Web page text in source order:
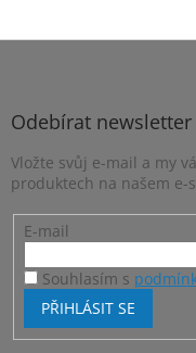
Z
Odebírat newsletter
Vložte svůj e-mail a my
produktech na našem e-
E-mail
Souhlasím s
PŘIHLÁSIT SE